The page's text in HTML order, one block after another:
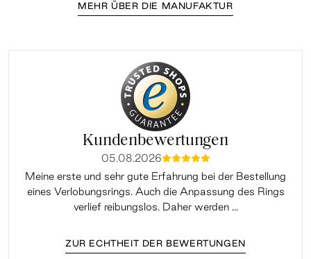
MEHR ÜBER DIE MANUFAKTUR
Kundenbewertungen
05.08.2026mmmmm
Meine erste und sehr gute Erfahrung bei der Bestellung
eines Verlobungsrings. Auch die Anpassung des Rings
verlief reibungslos. Daher werden ...
ZUR ECHTHEIT DER BEWERTUNGEN